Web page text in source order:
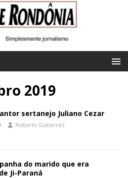
2019
sertanejo Juliano Cezar
Roberto Gutierrez
do marido que era
Ji-Paraná